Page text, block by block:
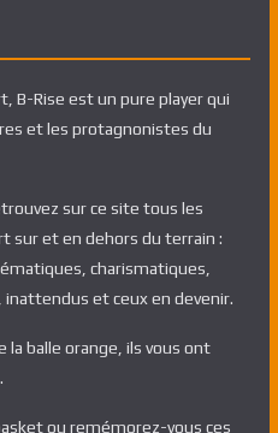
B-Rise est un pure player qui
et les protagnonistes du
sur ce site tous les
sur et en dehors du terrain :
charismatiques,
et ceux en devenir.
balle orange, ils vous ont
ou remémorez-vous ces